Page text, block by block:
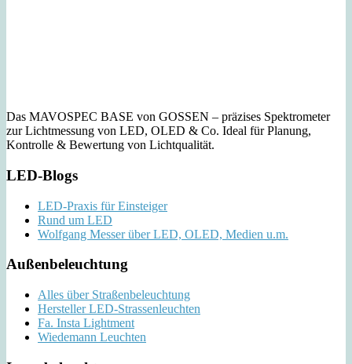
Das MAVOSPEC BASE von GOSSEN – präzises Spektrometer
zur Lichtmessung von LED, OLED & Co. Ideal für Planung,
Kontrolle & Bewertung von Lichtqualität.
LED-Blogs
LED-Praxis für Einsteiger
Rund um LED
Wolfgang Messer über LED, OLED, Medien u.m.
Außenbeleuchtung
Alles über Straßenbeleuchtung
Hersteller LED-Strassenleuchten
Fa. Insta Lightment
Wiedemann Leuchten